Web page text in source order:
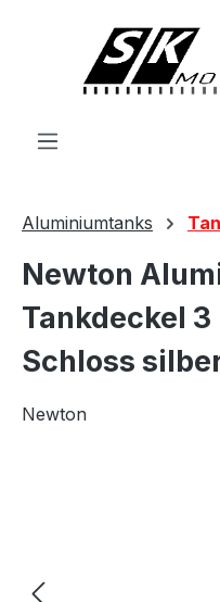
Aluminiumtanks
Newton
Tankdeckel
Schloss
Newton